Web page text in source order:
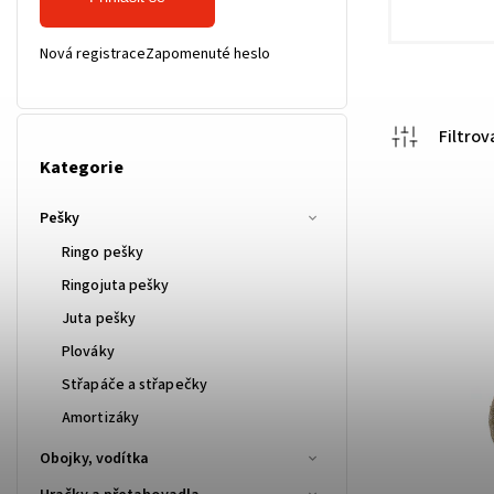
Nová registraceZapomenuté heslo
Kategorie
Pešky
Ringo pešky
Ringojuta pešky
Juta pešky
Plováky
Střapáče a střapečky
Amortizáky
Obojky, vodítka